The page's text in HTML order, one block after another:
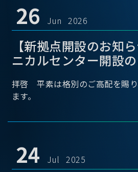
26 Jun 2026
【新拠点開設のお知
ニカルセンター開設
拝啓 平素は格別のご高配を賜
ます。
24 Jul 2025